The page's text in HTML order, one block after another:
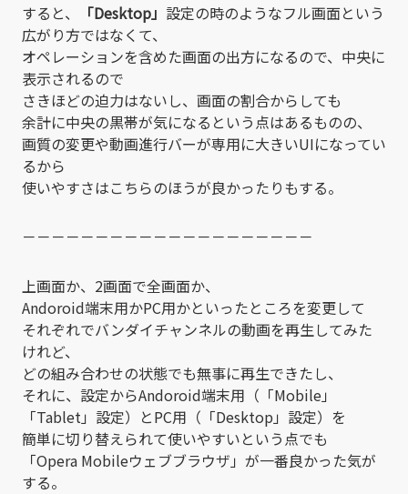
すると、 「Desktop」 設定の時のようなフル画面という
広がり方ではなくて、
オペレーションを含めた画面の出方になるので、中央に
表示されるので
さきほどの迫力はないし、画面の割合からしても
余計に中央の黒帯が気になるという点はあるものの、
画質の変更や動画進行バーが専用に大きいUIになってい
るから
使いやすさはこちらのほうが良かったりもする。
－－－－－－－－－－－－－－－－－－－－
上画面か、2画面で全画面か、
Andoroid端末用かPC用かといったところを変更して
それぞれでバンダイチャンネルの動画を再生してみた
けれど、
どの組み合わせの状態でも無事に再生できたし、
それに、設定からAndoroid端末用（「Mobile」
「Tablet」設定）とPC用（「Desktop」設定）を
簡単に切り替えられて使いやすいという点でも
「Opera Mobileウェブブラウザ」が一番良かった気が
する。